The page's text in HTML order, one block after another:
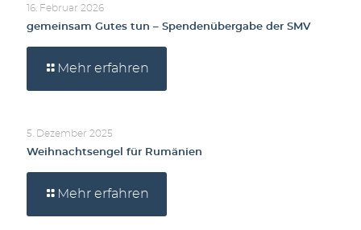
16. Februar 2026
gemeinsam Gutes tun – Spendenübergabe der SMV
Mehr erfahren
5. Dezember 2025
Weihnachtsengel für Rumänien
Mehr erfahren